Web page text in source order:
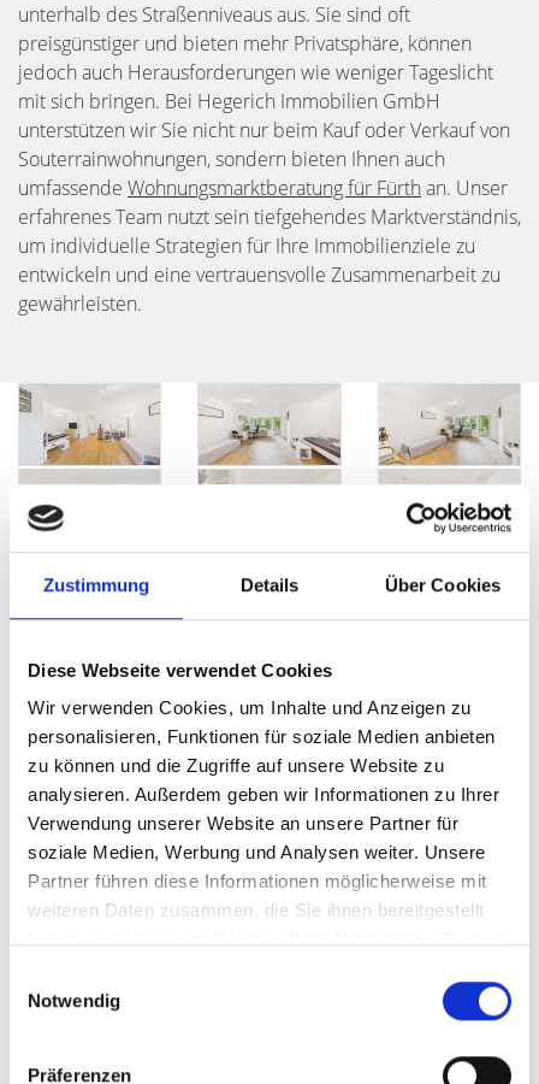
Zustimmung Details Über Cookies
Diese Webseite verwendet Cookies
Wir verwenden Cookies, um Inhalte und Anzeigen zu
personalisieren, Funktionen für soziale Medien anbieten
zu können und die Zugriffe auf unsere Website zu
analysieren. Außerdem geben wir Informationen zu Ihrer
Verwendung unserer Website an unsere Partner für
soziale Medien, Werbung und Analysen weiter. Unsere
Partner führen diese Informationen möglicherweise mit
weiteren Daten zusammen, die Sie ihnen bereitgestellt
Notwendig
Präferenzen
unterhalb des Straßenniveaus aus. Sie sind oft
preisgünstiger und bieten mehr Privatsphäre, können
jedoch auch Herausforderungen wie weniger Tageslicht
mit sich bringen. Bei Hegerich Immobilien GmbH
unterstützen wir Sie nicht nur beim Kauf oder Verkauf von
Souterrainwohnungen, sondern bieten Ihnen auch
umfassende Wohnungsmarktberatung für Fürth an. Unser
erfahrenes Team nutzt sein tiefgehendes Marktverständnis,
um individuelle Strategien für Ihre Immobilienziele zu
entwickeln und eine vertrauensvolle Zusammenarbeit zu
gewährleisten.